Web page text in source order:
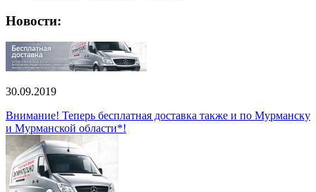
Новости:
30.09.2019
Внимание! Теперь бесплатная доставка также и по Мурманску
и Мурманской области*!